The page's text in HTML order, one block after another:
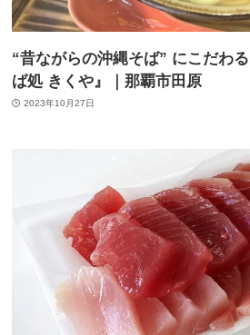
“昔ながらの沖縄そば” にこだわ
ば処 きくや』｜那覇市田原
2023年10月27日